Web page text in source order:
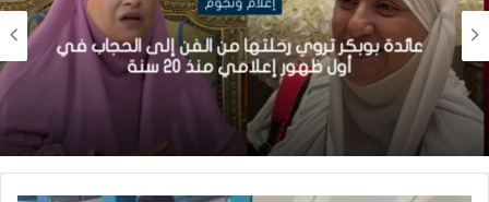
عائدة بوبكر تروي رحلتها من الفن إلى الحجاب في
أول ظهور إعلامي منذ 20 سنة